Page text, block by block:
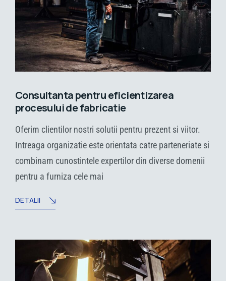
Consultanta pentru eficientizarea
procesului de fabricatie
Oferim clientilor nostri solutii pentru prezent si viitor.
Intreaga organizatie este orientata catre parteneriate si
combinam cunostintele expertilor din diverse domenii
pentru a furniza cele mai
DETALII